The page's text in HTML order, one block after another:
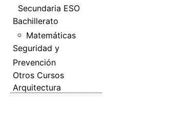
Secundaria ESO
Bachillerato
Matemáticas
Seguridad y
Prevención
Otros Cursos
Arquitectura